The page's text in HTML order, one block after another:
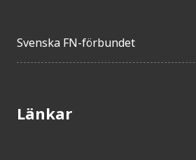
Svenska FN-förbundet
Länkar